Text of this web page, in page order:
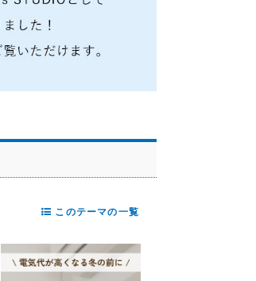
このテーマの一覧